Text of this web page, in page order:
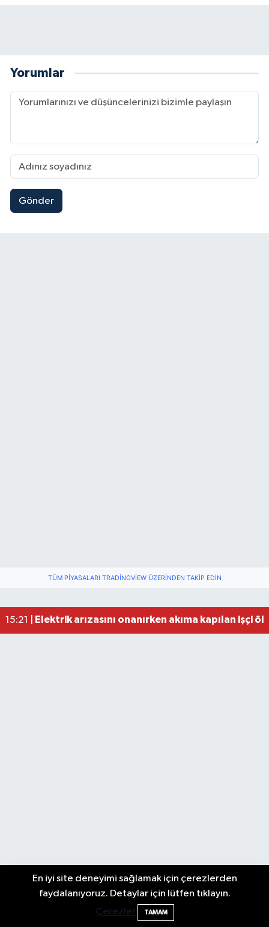
Yorumlar
Gönder
TÜM PIYASALARI TRADINGVIEW ÜZERINDEN TAKIP EDIN
15:21 | Elektrik arızasını onanırken akıma kapılan işçi
En iyi site deneyimi sağlamak için çerezlerden
faydalanıyoruz. Detaylar için lütfen tıklayın.
Çerezler
TAMAM
Elektrik arızasını onanırken akıma kapılan